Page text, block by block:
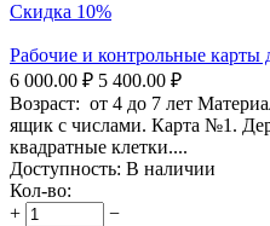
Скидка 10%
Рабочие и контрольные карты
6 000.00 ₽ 5 400.00 ₽
Возраст: от 4 до 7 лет
ящик с числами. Карта №1.
квадратные клетки....
Доступность: В наличии
Кол-во:
+
−